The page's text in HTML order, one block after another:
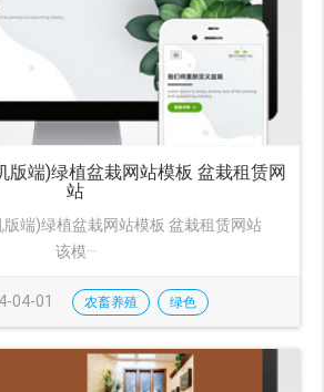
版端)绿植盆栽网站模板 盆栽租赁网
站
端)绿植盆栽网站模板 盆栽租赁网站
该模···
04-01 农畜养殖 绿色